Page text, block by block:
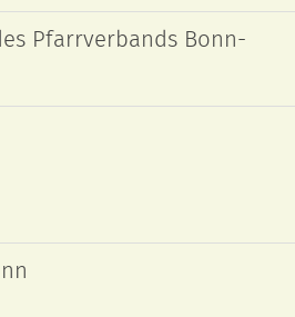
Pfarrverbands Bonn-